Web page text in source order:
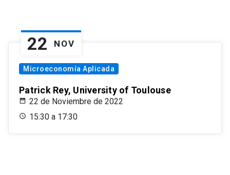
22 NOV
Microeconomía Aplicada
Patrick Rey, University of Toulouse
22 de Noviembre de 2022
15:30 a 17:30